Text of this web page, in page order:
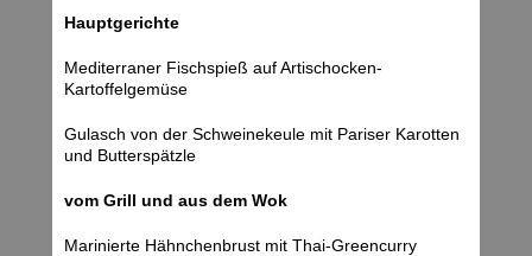
Hauptgerichte
Mediterraner Fischspieß auf Artischocken-
Kartoffelgemüse
Gulasch von der Schweinekeule mit Pariser Karotten
und Butterspätzle
vom Grill und aus dem Wok
Marinierte Hähnchenbrust mit Thai-Greencurry